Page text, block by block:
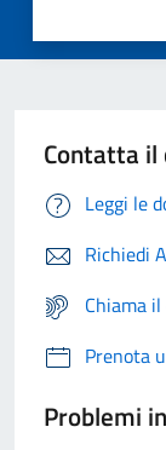
Contatta il
Leggi le
Richiedi
Chiama
Prenota
Problemi